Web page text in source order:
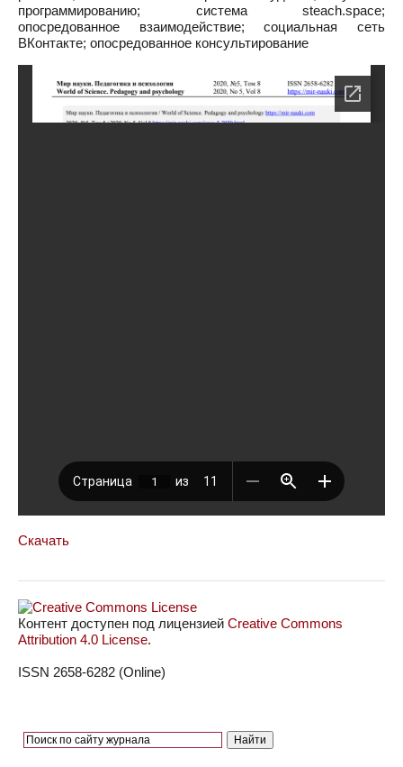
программированию; система steach.space;
опосредованное взаимодействие; социальная сеть
ВКонтакте; опосредованное консультирование
Скачать
Контент доступен под лицензией Creative Commons
Attribution 4.0 License.
ISSN 2658-6282 (Online)